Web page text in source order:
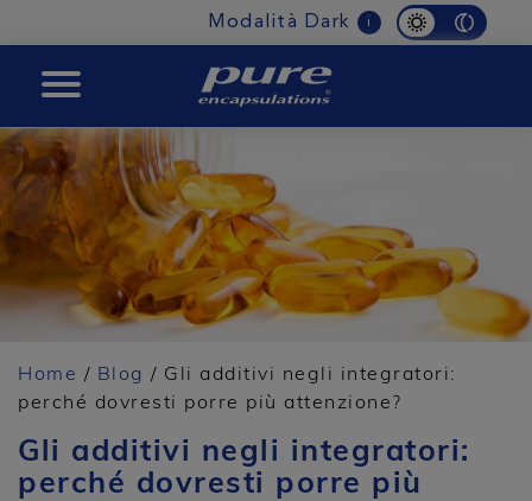
Modalità Dark i
BOOST
Home / Blog / Gli additivi negli integratori:
perché dovresti porre più attenzione?
Gli additivi negli integratori:
perché dovresti porre più